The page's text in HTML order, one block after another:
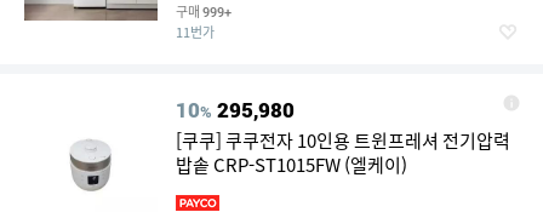
구매 999+
11번가
10% 295,980
[쿠쿠] 쿠쿠전자 10인용 트윈프레셔 전기압력
밥솥 CRP-ST1015FW (엘케이)